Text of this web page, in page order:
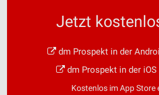
Jetzt
dm Prospekt in der
dm Prospekt in der iOS
Kostenlos im App Store